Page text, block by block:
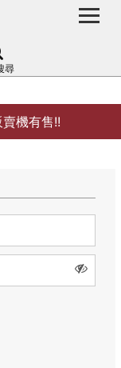
機有售!!
尋